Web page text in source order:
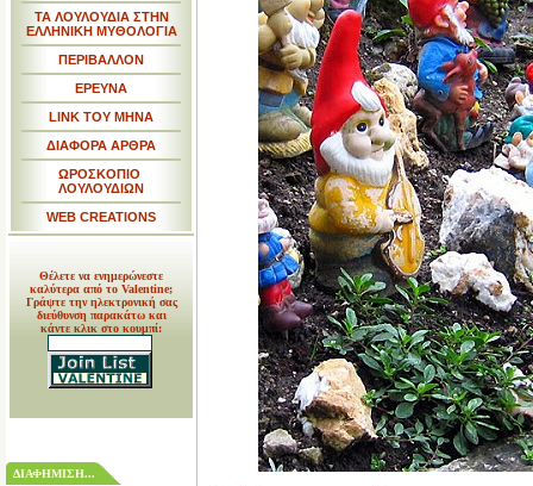
ΤΑ ΛΟΥΛΟΥΔΙΑ ΣΤΗΝ
ΕΛΛΗΝΙΚΗ ΜΥΘΟΛΟΓΙΑ
ΠΕΡΙΒΑΛΛΟΝ
ΕΡΕΥΝΑ
LINK TOY MHNA
ΔΙΑΦΟΡΑ ΑΡΘΡΑ
ΩΡΟΣΚΟΠΙΟ
ΛΟΥΛΟΥΔΙΩΝ
WEB CREATIONS
Θέλετε να ενημερώνεστε
καλύτερα από το Valentine;
Γράψτε την ηλεκτρονική σας
διεύθυνση παρακάτω και
κάντε κλικ στο κουμπί:
ΔΙΑΦΗΜΙΣΗ...